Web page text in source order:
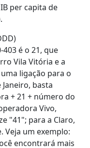
per capita de
é o 21, que
Vila Vitória e a
ligação para o
basta
+ 21 + número do
Vivo,
"41"; para a Claro,
Veja um exemplo:
encontrará mais